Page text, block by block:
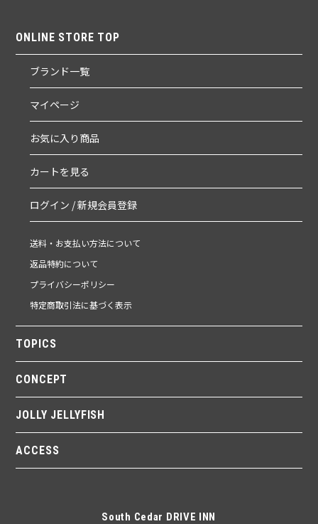
ONLINE STORE TOP
ブランド一覧
マイページ
お気に入り商品
カートを見る
ログイン / 新規会員登録
送料・お支払い方法について
返品特約について
プライバシーポリシー
特定商取引法に基づく表示
TOPICS
CONCEPT
JOLLY JELLYFISH
ACCESS
South Cedar DRIVE INN